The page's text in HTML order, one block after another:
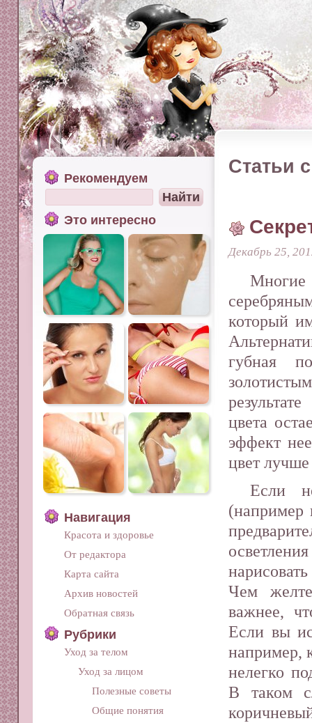
Статьи
Декабрь 25,
Многие
который
губная
цвета
эффект
цвет лучше
Если
(например
Чем
важнее,
Если вы
например,
нелегко
В таком
Рекомендуем
Это интересно
Навигация
Красота и здоровье
От редактора
Карта сайта
Архив новостей
Обратная связь
Рубрики
Уход за телом
Уход за лицом
Полезные советы
Общие понятия